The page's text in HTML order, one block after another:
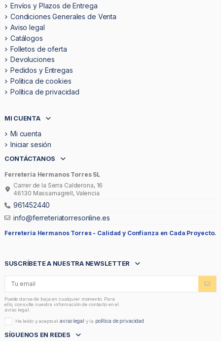
Envíos y Plazos de Entrega
Condiciones Generales de Venta
Aviso legal
Catálogos
Folletos de oferta
Devoluciones
Pedidos y Entregas
Politica de cookies
Política de privacidad
MI CUENTA
Mi cuenta
Iniciar sesión
CONTÁCTANOS
Ferretería Hermanos Torres SL
Carrer de la Serra Calderona, 16
46130 Massamagrell, Valencia
961452440
info@ferreteriatorresonline.es
Ferretería Hermanos Torres - Calidad y Confianza en Cada Proyecto.
SUSCRÍBETE A NUESTRA NEWSLETTER
Puede darse de baja en cualquier momento. Para
ello, consulte nuestra información de contacto en el
aviso legal.
He leído y acepto elaviso legal y la política de privacidad
SÍGUENOS EN REDES